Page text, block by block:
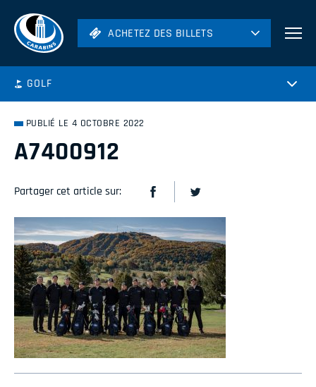
ACHETEZ DES BILLETS
ACHETEZ DES BILLETS
GOLF
PUBLIÉ LE 4 OCTOBRE 2022
A7400912
Partager cet article sur: